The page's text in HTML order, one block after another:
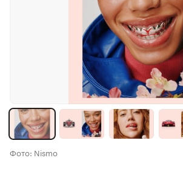
Фото: Nismo